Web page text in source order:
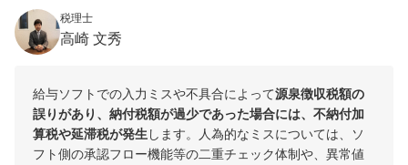
税理士
高崎 文秀
給与ソフトでの入力ミスや不具合によって源泉徴収税額の
誤りがあり、納付税額が過少であった場合には、不納付加
算税や延滞税が発生 します。人為的なミスについては、ソ
フト側の承認フロー機能等の二重チェック体制や、異常値